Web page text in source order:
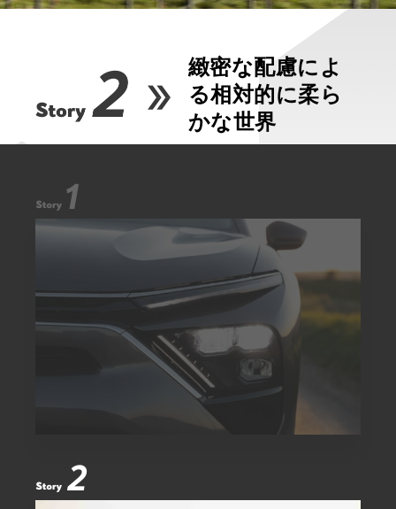
緻密な配慮によ
る相対的に柔ら
かな世界